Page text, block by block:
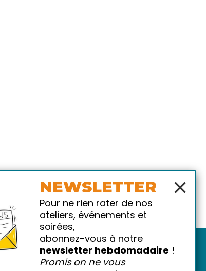
×
NEWSLETTER
Pour ne rien rater de nos
ateliers, événements et
soirées,
abonnez-vous à notre
newsletter hebdomadaire !
Promis on ne vous